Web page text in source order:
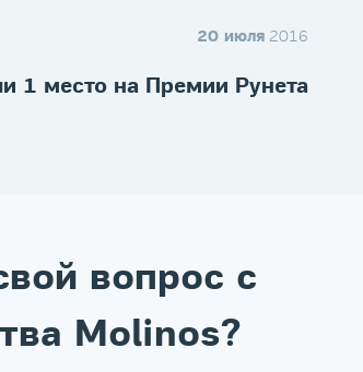
20 июля 2016
1 место на Премии Рунета
вопрос с
Molinos?